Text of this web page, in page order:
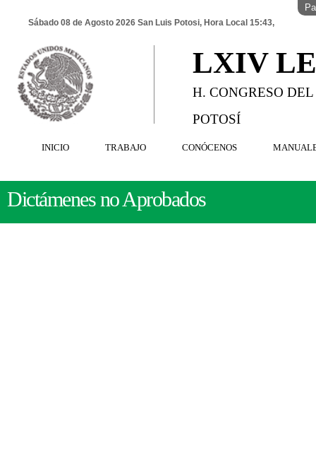
Sábado 08 de Agosto 2026 San Luis Potosi, Hora Local 15:43,
LXIV
H. CONGRESO
POTOSÍ
INICIO TRABAJO CONÓCENOS
Dictámenes no Aprobados